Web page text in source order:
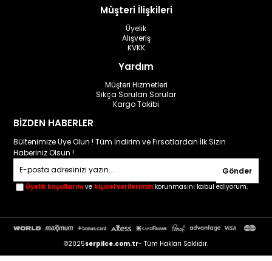
Müşteri İlişkileri
Üyelik
Alışveriş
KVKK
Yardım
Müşteri Hizmetleri
Sıkça Sorulan Sorular
Kargo Takibi
BİZDEN HABERLER
Bültenimize Üye Olun ! Tüm İndirim ve Fırsatlardan İlk Sizin
Haberiniz Olsun !
Gönder
Üyelik koşullarını ve kişisel verilerimin korunmasını kabul ediyorum.
©2025serpilce.com.tr- Tüm Hakları Saklıdır.